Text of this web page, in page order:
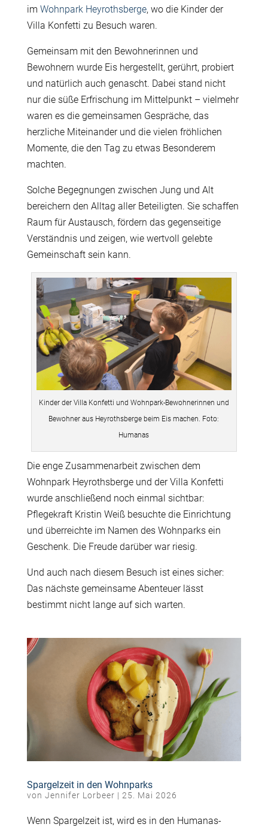
im Wohnpark Heyrothsberge, wo die Kinder der
Villa Konfetti zu Besuch waren.
Gemeinsam mit den Bewohnerinnen und
Bewohnern wurde Eis hergestellt, gerührt, probiert
und natürlich auch genascht. Dabei stand nicht
nur die süße Erfrischung im Mittelpunkt – vielmehr
waren es die gemeinsamen Gespräche, das
herzliche Miteinander und die vielen fröhlichen
Momente, die den Tag zu etwas Besonderem
machten.
Solche Begegnungen zwischen Jung und Alt
bereichern den Alltag aller Beteiligten. Sie schaffen
Raum für Austausch, fördern das gegenseitige
Verständnis und zeigen, wie wertvoll gelebte
Gemeinschaft sein kann.
Kinder der Villa Konfetti und Wohnpark-Bewohnerinnen und
Bewohner aus Heyrothsberge beim Eis machen. Foto:
Humanas
Die enge Zusammenarbeit zwischen dem
Wohnpark Heyrothsberge und der Villa Konfetti
wurde anschließend noch einmal sichtbar:
Pflegekraft Kristin Weiß besuchte die Einrichtung
und überreichte im Namen des Wohnparks ein
Geschenk. Die Freude darüber war riesig.
Und auch nach diesem Besuch ist eines sicher:
Das nächste gemeinsame Abenteuer lässt
bestimmt nicht lange auf sich warten.
Spargelzeit in den Wohnparks
von Jennifer Lorbeer | 25. Mai 2026
Wenn Spargelzeit ist, wird es in den Humanas-